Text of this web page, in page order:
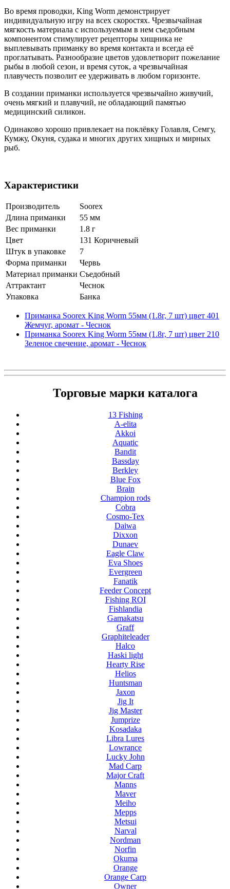
Во время проводки, King Worm демонстрирует
индивидуальную игру на всех скоростях. Чрезвычайная
мягкость материала с используемым в нем съедобным
компонентом стимулирует рецепторы хищника не
выплевывать приманку во время контакта и всегда её
проглатывать. Разнообразие цветов удовлетворит пожелание
рыбы в любой сезон, и время суток, а чрезвычайная
плавучесть позволит ее удерживать в любом горизонте.
В создании приманки используется чрезвычайно живучий,
очень мягкий и плавучий, не обладающий памятью
медицинский силикон.
Одинаково хорошо привлекает на поклёвку Голавля, Семгу,
Кумжу, Окуня, судака и многих других хищных и мирных
рыб.
Характеристики
Производитель
Soorex
Длина приманки
55 мм
Вес приманки
1.8 г
Цвет
131 Коричневый
Штук в упаковке
7
Форма приманки
Червь
Материал приманки Съедобный
Аттрактант
Чеснок
Упаковка
Банка
Приманка Soorex King Worm 55мм (1.8г, 7 шт) цвет 401
Жемчуг, аромат - Чеснок
Приманка Soorex King Worm 55мм (1.8г, 7 шт) цвет 210
Зеленое свечение, аромат - Чеснок
Торговые марки каталога
13 Fishing
A-elita
Akkoi
Aquatic
Bandit
Bassday
Berkley
Blue Fox
Brain
Champion rods
Cobra
Cosmo-Tex
Daiwa
Dixxon
Dunaev
Eagle Claw
Eva Shoes
Evergreen
Fanatik
Feeder Concept
Fishing ROI
Fishlandia
Gamakatsu
Graff
Graphiteleader
Halco
Haski light
Hearty Rise
Helios
Huntsman
Jaxon
Jig It
Jig Master
Jumprize
Kosadaka
Libra Lures
Lowrance
Lucky John
Mad Carp
Major Craft
Manns
Maver
Meiho
Mepps
Metsui
Narval
Nordman
Norfin
Okuma
Orange
Orange Carp
Owner